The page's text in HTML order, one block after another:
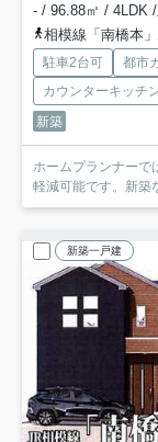
- / 96.88㎡ / 4LDK
相模線「南橋本
駐車2台可 都市
カウンターキッチ
新築
ホームプランナーで
軽減可能です。新築
新築一戸建